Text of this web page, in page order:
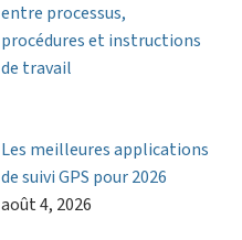
entre processus,
procédures et instructions
de travail
Les meilleures applications
de suivi GPS pour 2026
août 4, 2026